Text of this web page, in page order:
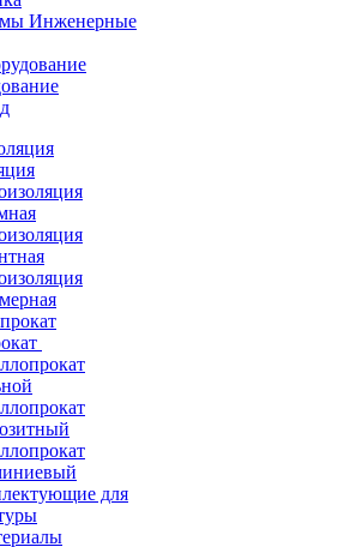
Инженерные
для